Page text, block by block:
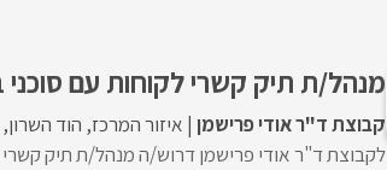
מנהל/ת תיק קשרי לקוחות עם סוכני
קבוצת ד"ר אודי פרישמן איזור המרכז הוד השרון
לקבוצת ד"ר אודי פרישמן דרוש/ה מנהל/ת תיק קשרי